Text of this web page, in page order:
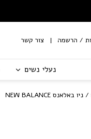
צור קשר
נעלי נשים
/ ניו באלאנס NEW BALANCE